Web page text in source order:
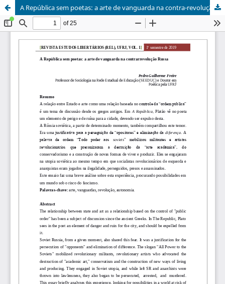
A República sem poetas: a arte de vanguarda na contra-revolução Russa